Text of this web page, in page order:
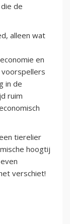
de
alleen wat
en
in de
ruim
tierelier
hoogtij
verschiet!